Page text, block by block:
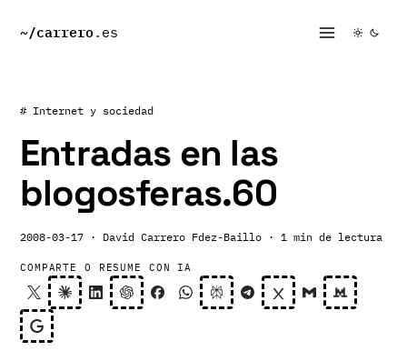
~/carrero.es
# Internet y sociedad
Entradas en las
blogosferas.60
2008-03-17 · David Carrero Fdez-Baillo · 1 min de lectura
COMPARTE O RESUME CON IA